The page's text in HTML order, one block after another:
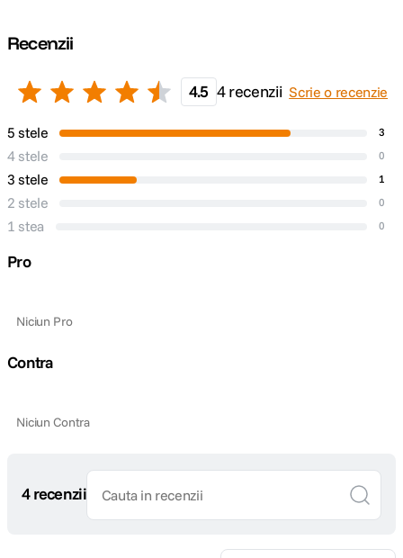
DETALII PRODUCATOR
Cod producator PL826B.857
Recenzii
4.5 4 recenzii Scrie o recenzie
5 stele 3
4 stele 0
3 stele 1
2 stele 0
1 stea 0
Pro
Niciun Pro
Contra
Niciun Contra
4 recenzii